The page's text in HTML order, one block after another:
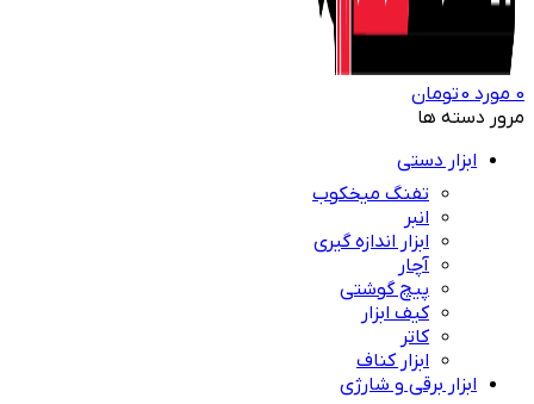
0 مورد 0تومان
مرور دسته ها
ابزار دستی
تفنگ میخکوب
انبر
ابزار اندازه گیری
آچار
پیچ گوشتی
کیف ابزار
کاتر
ابزار کناف
ابزار برقی و شارژی